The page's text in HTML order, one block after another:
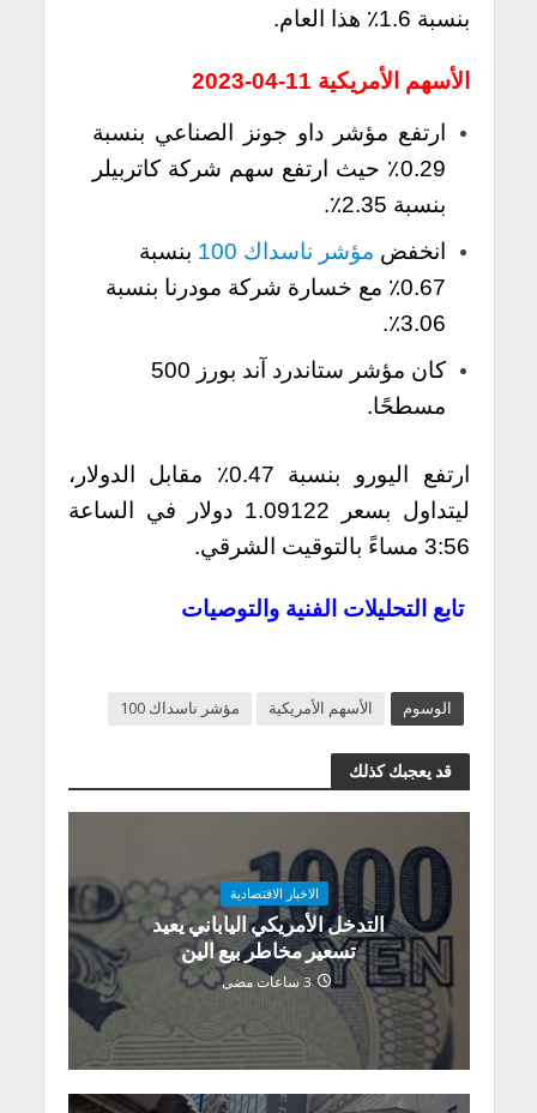
بنسبة 1.6٪ هذا العام.
الأسهم الأمريكية 11-04-2023
ارتفع مؤشر داو جونز الصناعي بنسبة
0.29٪ حيث ارتفع سهم شركة كاتربيلر
بنسبة 2.35٪.
انخفض مؤشر ناسداك 100
بنسبة
0.67٪ مع خسارة شركة مودرنا بنسبة
3.06٪.
كان مؤشر ستاندرد آند بورز 500
مسطحًا.
ارتفع اليورو بنسبة 0.47٪ مقابل الدولار،
ليتداول بسعر 1.09122 دولار في الساعة
3:56 مساءً بالتوقيت الشرقي.
تابع التحليلات الفنية والتوصيات
الوسوم الأسهم الأمريكية مؤشر ناسداك 100
قد يعجبك كذلك
الاخبار الاقتصادية
التدخل الأمريكي الياباني يعيد
تسعير مخاطر بيع الين
3 ساعات مضى